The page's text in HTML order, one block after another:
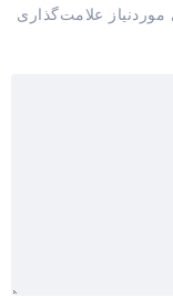
علامت‌گذاری